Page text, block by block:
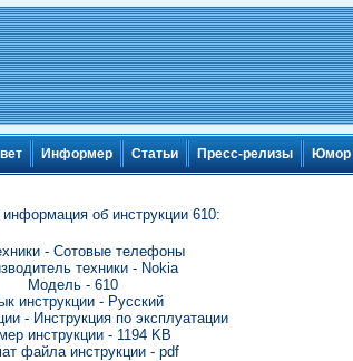
Информер Статьи Пресс-релизы Юмор
об инструкции 610:
- Сотовые телефоны
техники - Nokia
Модель - 610
инструкции - Русский
- Инструкция по эксплуатации
инструкции - 1194 KB
файла инструкции - pdf